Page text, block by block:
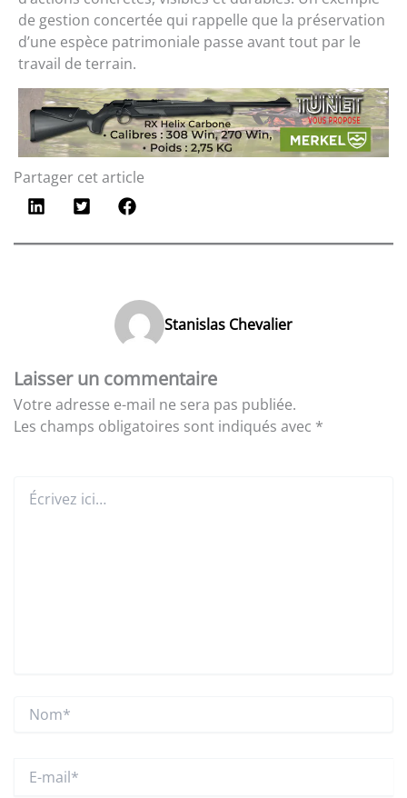
de gestion concertée qui rappelle que la préservation
d’une espèce patrimoniale passe avant tout par le
travail de terrain.
Partager cet article
Stanislas Chevalier
Laisser un commentaire
Votre adresse e-mail ne sera pas publiée.
Les champs obligatoires sont indiqués avec *
ici…
mail*